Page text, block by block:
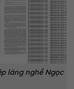
làng nghề Ngọc